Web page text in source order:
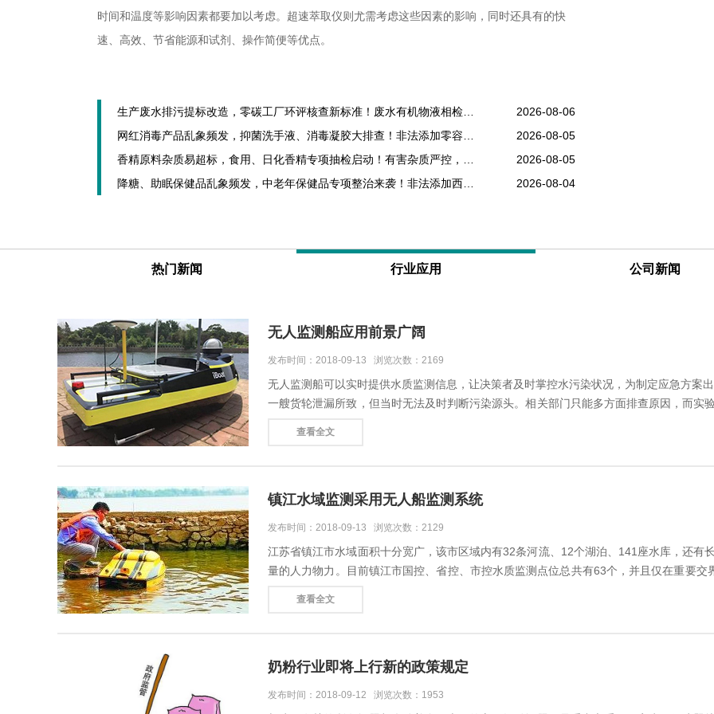
时间和温度等影响因素都要加以考虑。超速萃取仪则尤需考虑这些因素的影响，同时还具有的快
速、高效、节省能源和试剂、操作简便等优点。
2026-08-06
2026-08-05
2026-08-05
2026-08-04
热门新闻 行业应用 公司新闻
无人监测船应用前景广阔
发布时间：2018-09-13 浏览次数：2169
无人监测船可以实时提供水质监测信息，让决策者及时掌控水污染状况，为制定应急方案
一艘货轮泄漏所致，但当时无法及时判断污染源头。相关部门只能多方面排查原因，而实
查看全文
镇江水域监测采用无人船监测系统
发布时间：2018-09-13 浏览次数：2129
江苏省镇江市水域面积十分宽广，该市区域内有32条河流、12个湖泊、141座水库，还有
量的人力物力。目前镇江市国控、省控、市控水质监测点位总共有63个，并且仅在重要
查看全文
奶粉行业即将上行新的政策规定
发布时间：2018-09-12 浏览次数：1953